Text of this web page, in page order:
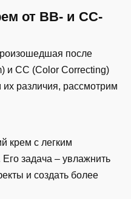
от BB- и CC-
после
и CC (Color Correcting)
различия, рассмотрим
крем с легким
задача – увлажнить
и создать более